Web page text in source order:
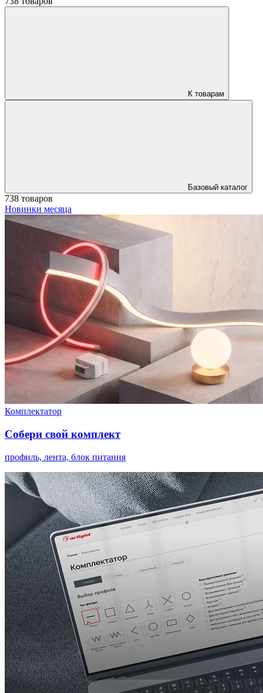
К товарам
Базовый каталог
738 товаров
Новинки месяца
Комплектатор
Собери свой комплект
профиль, лента, блок питания